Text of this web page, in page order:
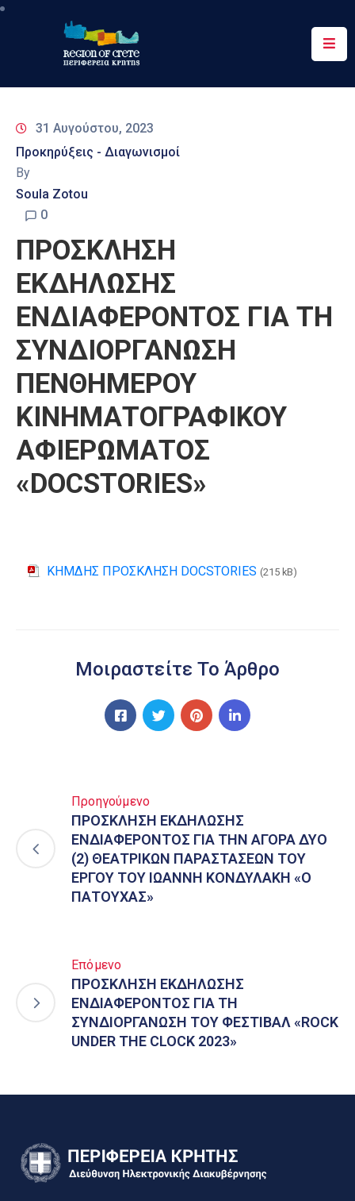
Περιφέρεια
&
Δράσεις
Ψηφιακές
Επικοινωνία
31 Αυγούστου, 2023
Προκηρύξεις - Διαγωνισμοί
By
Soula Zotou
0
ΠΡΟΣΚΛΗΣΗ
ΕΚΔΗΛΩΣΗΣ
ΕΝΔΙΑΦΕΡΟΝΤΟΣ ΓΙΑ ΤΗ
ΣΥΝΔΙΟΡΓΑΝΩΣΗ
ΠΕΝΘΗΜΕΡΟΥ
ΚΙΝΗΜΑΤΟΓΡΑΦΙΚΟΥ
ΑΦΙΕΡΩΜΑΤΟΣ
«DOCSTORIES»
ΚΗΜΔΗΣ ΠΡΟΣΚΛΗΣΗ DOCSTORIES (215 kB)
Μοιραστείτε Το Άρθρο
Προηγούμενο
ΠΡΟΣΚΛΗΣΗ ΕΚΔΗΛΩΣΗΣ
ΕΝΔΙΑΦΕΡΟΝΤΟΣ ΓΙΑ ΤΗΝ ΑΓΟΡΑ ΔΥΟ
(2) ΘΕΑΤΡΙΚΩΝ ΠΑΡΑΣΤΑΣΕΩΝ ΤΟΥ
ΕΡΓΟΥ ΤΟΥ ΙΩΑΝΝΗ ΚΟΝΔΥΛΑΚΗ «Ο
ΠΑΤΟΥΧΑΣ»
Επόμενο
ΠΡΟΣΚΛΗΣΗ ΕΚΔΗΛΩΣΗΣ
ΕΝΔΙΑΦΕΡΟΝΤΟΣ ΓΙΑ ΤΗ
ΣΥΝΔΙΟΡΓΑΝΩΣΗ ΤΟΥ ΦΕΣΤΙΒΑΛ «ROCK
UNDER THE CLOCK 2023»